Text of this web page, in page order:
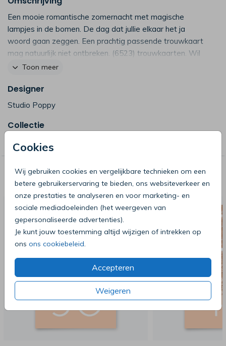
Cookies
Wij gebruiken cookies en vergelijkbare technieken om een
betere gebruikerservaring te bieden, ons websiteverkeer en
onze prestaties te analyseren en voor marketing- en
sociale mediadoeleinden (het weergeven van
gepersonaliseerde advertenties).
Je kunt jouw toestemming altijd wijzigen of intrekken op
ons ons cookiebeleid.
Accepteren
Weigeren
Een mooie romantische zomernacht met magische
lampjes in de bomen. De dag dat jullie elkaar het ja
woord gaan zeggen. Een prachtig passende trouwkaart
mag natuurlijk niet ontbreken. (6523) trouwkaarten. Wil
je een extra luxe trouwkaart? Deze kaart is er ook met
kaarten
Toon meer
Designer
Studio Poppy
Collectie
Studio POPPY
Deze producten zijn wellicht ook iets
voor je